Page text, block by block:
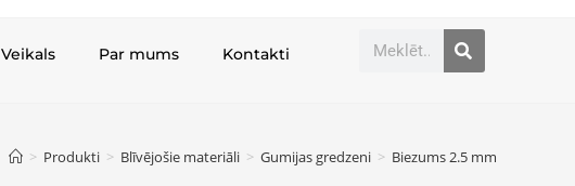
Veikals Par mums Kontakti
> Produkti > Blīvējošie materiāli > Gumijas gredzeni > Biezums 2.5 mm